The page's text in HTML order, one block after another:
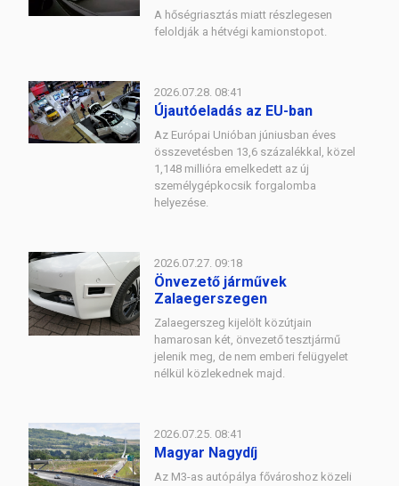
A hőségriasztás miatt részlegesen
feloldják a hétvégi kamionstopot.
2026.07.28. 08:41
Újautóeladás az EU-ban
Az Európai Unióban júniusban éves
összevetésben 13,6 százalékkal, közel
1,148 millióra emelkedett az új
személygépkocsik forgalomba
helyezése.
2026.07.27. 09:18
Önvezető járművek
Zalaegerszegen
Zalaegerszeg kijelölt közútjain
hamarosan két, önvezető tesztjármű
jelenik meg, de nem emberi felügyelet
nélkül közlekednek majd.
2026.07.25. 08:41
Magyar Nagydíj
Az M3-as autópálya fővároshoz közeli